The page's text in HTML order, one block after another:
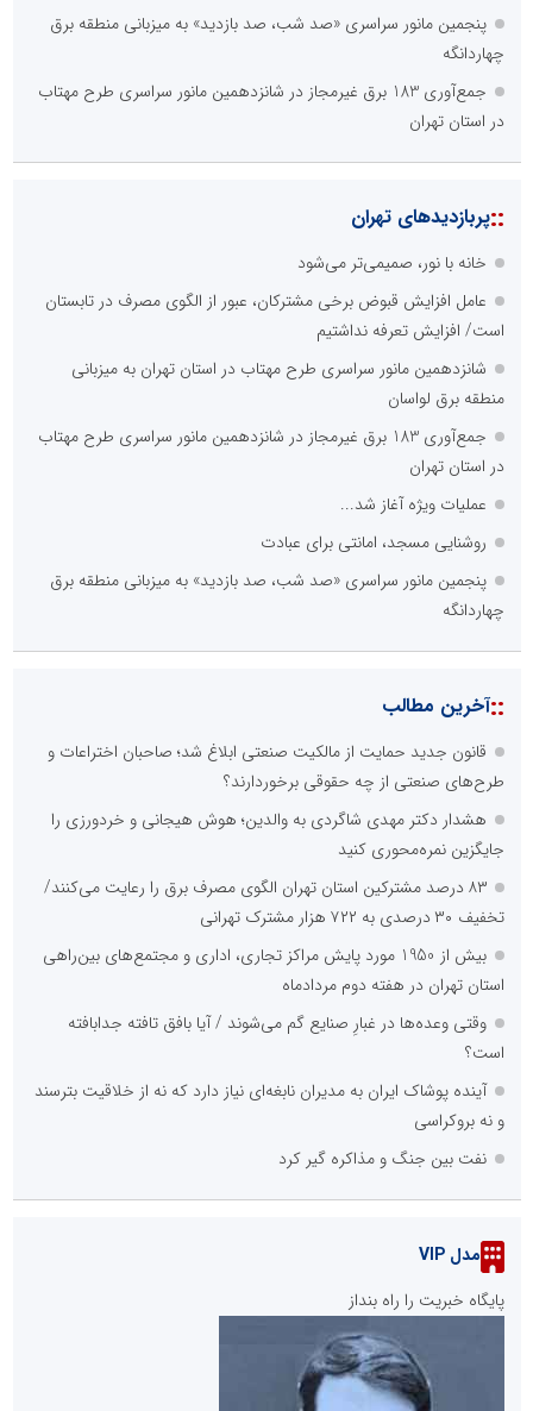
پنجمین مانور سراسری «صد شب، صد بازدید» به میزبانی منطقه برق
چهاردانگه
جمع‌آوری 183 برق غیرمجاز در شانزدهمین مانور سراسری طرح مهتاب
در استان تهران
::پربازدیدهای تهران
خانه با نور، صمیمی‌تر می‌شود
عامل افزایش قبوض برخی مشترکان، عبور از الگوی مصرف در تابستان
است/ افزایش تعرفه نداشتیم
شانزدهمین مانور سراسری طرح مهتاب در استان تهران به میزبانی
منطقه برق لواسان
جمع‌آوری 183 برق غیرمجاز در شانزدهمین مانور سراسری طرح مهتاب
در استان تهران
عملیات ویژه آغاز شد...
روشنایی مسجد، امانتی برای عبادت
پنجمین مانور سراسری «صد شب، صد بازدید» به میزبانی منطقه برق
چهاردانگه
::آخرین مطالب
قانون جدید حمایت از مالکیت صنعتی ابلاغ شد؛ صاحبان اختراعات و
طرح‌های صنعتی از چه حقوقی برخوردارند؟
هشدار دکتر مهدی شاگردی به والدین؛ هوش هیجانی و خردورزی را
جایگزین نمره‌محوری کنید
۸۳ درصد مشترکین استان تهران الگوی مصرف برق را رعایت می‌کنند/
تخفیف ۳۰ درصدی به ۷۲۲ هزار مشترک تهرانی
بیش از 1950 مورد پایش مراکز تجاری، اداری و مجتمع‌های بین‌راهی
استان تهران در هفته دوم مردادماه
وقتی وعده‌ها در غبارِ صنایع گم می‌شوند / آیا بافق تافته جدابافته
است؟
آینده پوشاک ایران به مدیران نابغه‌ای نیاز دارد که نه از خلاقیت بترسند
و نه بروکراسی
نفت بین جنگ و مذاکره گیر کرد
مدل VIP
پایگاه خبریت را راه بنداز